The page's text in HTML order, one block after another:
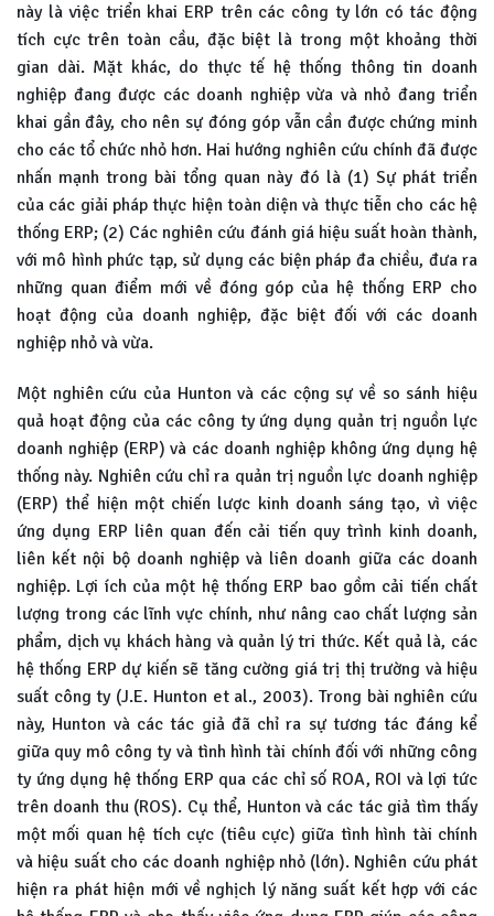
này là việc triển khai ERP trên các công ty lớn có tác động
tích cực trên toàn cầu, đặc biệt là trong một khoảng thời
gian dài. Mặt khác, do thực tế hệ thống thông tin doanh
nghiệp đang được các doanh nghiệp vừa và nhỏ đang triển
khai gần đây, cho nên sự đóng góp vẫn cần được chứng minh
cho các tổ chức nhỏ hơn. Hai hướng nghiên cứu chính đã được
nhấn mạnh trong bài tổng quan này đó là (1) Sự phát triển
của các giải pháp thực hiện toàn diện và thực tiễn cho các hệ
thống ERP; (2) Các nghiên cứu đánh giá hiệu suất hoàn thành,
với mô hình phức tạp, sử dụng các biện pháp đa chiều, đưa ra
những quan điểm mới về đóng góp của hệ thống ERP cho
hoạt động của doanh nghiệp, đặc biệt đối với các doanh
nghiệp nhỏ và vừa.
Một nghiên cứu của Hunton và các cộng sự về so sánh hiệu
quả hoạt động của các công ty ứng dụng quản trị nguồn lực
doanh nghiệp (ERP) và các doanh nghiệp không ứng dụng hệ
thống này. Nghiên cứu chỉ ra quản trị nguồn lực doanh nghiệp
(ERP) thể hiện một chiến lược kinh doanh sáng tạo, vì việc
ứng dụng ERP liên quan đến cải tiến quy trình kinh doanh,
liên kết nội bộ doanh nghiệp và liên doanh giữa các doanh
nghiệp. Lợi ích của một hệ thống ERP bao gồm cải tiến chất
lượng trong các lĩnh vực chính, như nâng cao chất lượng sản
phẩm, dịch vụ khách hàng và quản lý tri thức. Kết quả là, các
hệ thống ERP dự kiến sẽ tăng cường giá trị thị trường và hiệu
suất công ty (J.E. Hunton et al., 2003). Trong bài nghiên cứu
này, Hunton và các tác giả đã chỉ ra sự tương tác đáng kể
giữa quy mô công ty và tình hình tài chính đối với những công
ty ứng dụng hệ thống ERP qua các chỉ số ROA, ROI và lợi tức
trên doanh thu (ROS). Cụ thể, Hunton và các tác giả tìm thấy
một mối quan hệ tích cực (tiêu cực) giữa tình hình tài chính
và hiệu suất cho các doanh nghiệp nhỏ (lớn). Nghiên cứu phát
hiện ra phát hiện mới về nghịch lý năng suất kết hợp với các